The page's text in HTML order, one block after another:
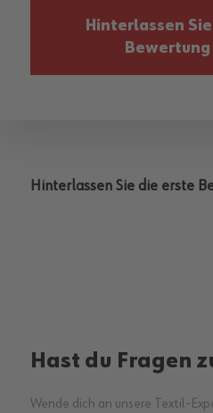
Hinterlassen
Bewertung
Hinterlassen Sie die erste
Hast du Fragen
Wende dich an unsere Textil-